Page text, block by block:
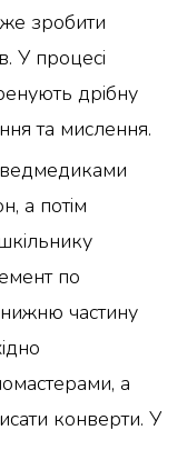
зробити
У процесі
дрібну
та мислення.
а потім
по
нижню частину
а
конверти. У